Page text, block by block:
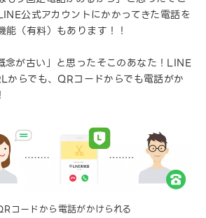
公式アカウントにかかってきた電話を
能（有料）もあります！！
念が古い」と思ったそこのあなた！LINE
からでも、QRコードからでも電話がか
コードから電話がかけられる